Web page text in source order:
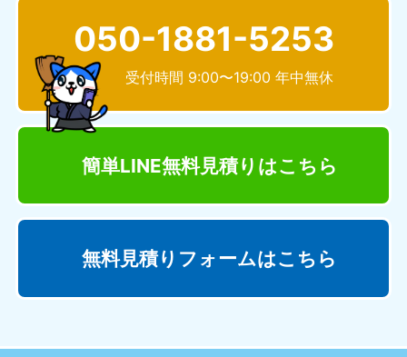
050-1881-5253
受付時間 9:00〜19:00 年中無休
簡単LINE無料見積り はこちら
無料見積りフォームはこちら